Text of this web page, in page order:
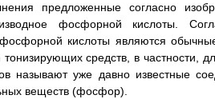
предложенные согласно
фосфорной кислоты.
кислоты являются
средств, в частности,
называют уже давно известные
веществ (фосфор).